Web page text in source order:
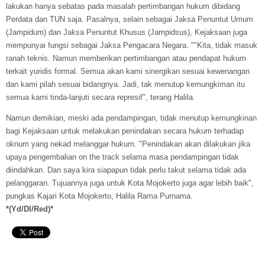
lakukan hanya sebatas pada masalah pertimbangan hukum dibidang
Perdata dan TUN saja. Pasalnya, selain sebagai Jaksa Penuntut Umum
(Jampidum) dan Jaksa Penuntut Khusus (Jampidsus), Kejaksaan juga
mempunyai fungsi sebagai Jaksa Pengacara Negara. ""Kita, tidak masuk
ranah teknis. Namun memberikan pertimbangan atau pendapat hukum
terkait yuridis formal. Semua akan kami sinergikan sesuai kewenangan
dan kami pilah sesuai bidangnya. Jadi, tak menutup kemungkiman itu
semua kami tinda-lanjuti secara represif", terang Halila.
Namun demikian, meski ada pendampingan, tidak menutup kemungkinan
bagi Kejaksaan untuk melakukan penindakan secara hukum terhadap
oknum yang nekad melanggar hukum. "Penindakan akan dilakukan jika
upaya pengembalian on the track selama masa pendampingan tidak
diindahkan. Dan saya kira siapapun tidak perlu takut selama tidak ada
pelanggaran. Tujuannya juga untuk Kota Mojokerto juga agar lebih baik",
pungkas Kajari Kota Mojokerto, Halila Rama Purnama.
*(Yd/DI/Red)*